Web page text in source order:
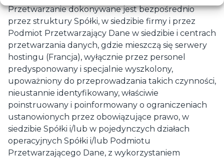
Przetwarzanie dokonywane jest bezpośrednio
przez struktury Spółki, w siedzibie firmy i przez
Podmiot Przetwarzający Dane w siedzibie i centrach
przetwarzania danych, gdzie mieszczą się serwery
hostingu (Francja), wyłącznie przez personel
predysponowany i specjalnie wyszkolony,
upoważniony do przeprowadzania takich czynności,
nieustannie identyfikowany, właściwie
poinstruowany i poinformowany o ograniczeniach
ustanowionych przez obowiązujące prawo, w
siedzibie Spółki i/lub w pojedynczych działach
operacyjnych Spółki i/lub Podmiotu
Przetwarzającego Dane, z wykorzystaniem